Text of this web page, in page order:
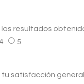
los resultados
5
tu satisfacción